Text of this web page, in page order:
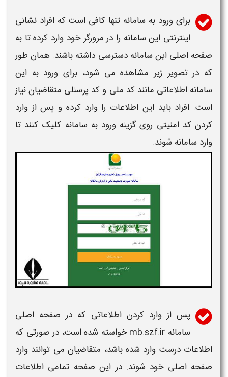
برای ورود به سامانه تنها کافی است که افراد نشانی
اینترنتی این سامانه را در مرورگر خود وارد کرده تا به
صفحه اصلی این سامانهدسترسی داشته باشند. همان طور
که در تصویر زیر مشاهده می شود، برای ورود به این
سامانهاطلاعاتی مانند کد ملی و کد پرسنلی متقاضیان نیاز
است. افراد باید این اطلاعات را وارد کرده و پس از وارد
کردن کد امنیتی روی گزینه ورود به سامانه کلیک کنند تا
وارد سامانه شوند.
پس از وارد کردن اطلاعاتی که در صفحه اصلی
سامانه mb.szf.ir
خواسته شده است، در صورتی که
اطلاعات درست وارد شده باشد، متقاضیان می توانند وارد
صفحه اصلی خود شوند. در این صفحه تمامی اطلاعات